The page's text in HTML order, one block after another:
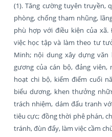
(1). Tăng cường tuyên truyền,
phòng, chống tham nhũng,
phù hợp với điều kiện của xã.
việc học tập và làm theo tư
Minh; nội dung xây dựng văn
gương của cán bộ, đảng
hoạt chi bộ, kiểm điểm cuối
biểu dương, khen thưởng
trách nhiệm, dám đấu tranh
tiêu cực; đồng thời phê phán,
tránh, đùn đẩy, làm việc cầm